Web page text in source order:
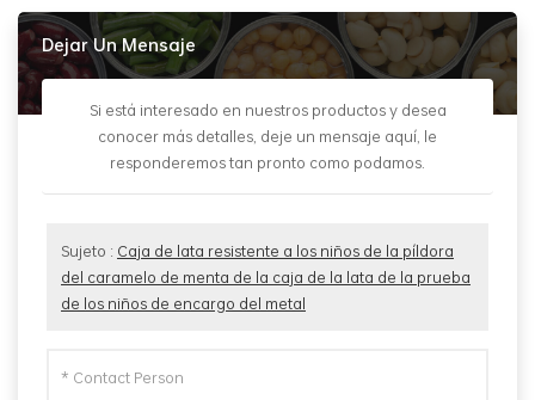
Dejar Un Mensaje
Si está interesado en nuestros productos y desea
conocer más detalles, deje un mensaje aquí, le
responderemos tan pronto como podamos.
Sujeto : Caja de lata resistente a los niños de la píldora
del caramelo de menta de la caja de la lata de la prueba
de los niños de encargo del metal